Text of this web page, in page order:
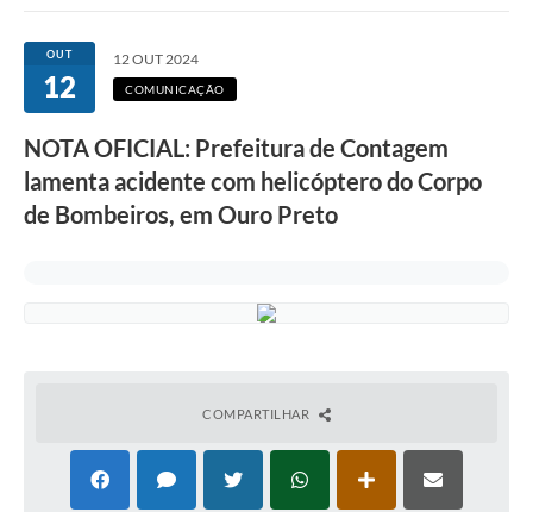
OUT
12
12 OUT 2024
COMUNICAÇÃO
NOTA OFICIAL: Prefeitura de Contagem
lamenta acidente com helicóptero do Corpo
de Bombeiros, em Ouro Preto
COMPARTILHAR